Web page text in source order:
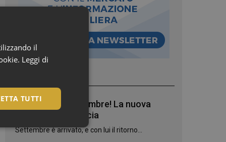
Bentornato, settembre! La nuova
stagione in farmacia
Settembre è arrivato, e con lui il ritorno...
il
Leggi di
TUTTI